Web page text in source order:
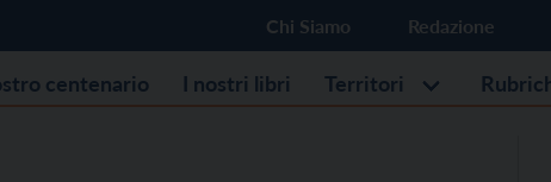
Chi Siamo Redazione
centenario I nostri libri Territori